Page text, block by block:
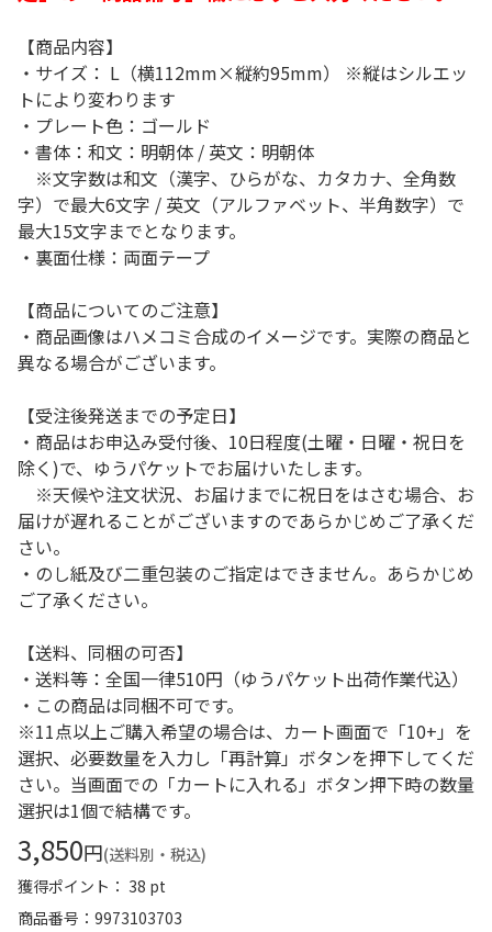
【商品内容】
・サイズ： L（横112mm×縦約95mm） ※縦はシルエッ
トにより変わります
・プレート色：ゴールド
・書体：和文：明朝体 / 英文：明朝体
※文字数は和文（漢字、ひらがな、カタカナ、全角数
字）で最大6文字 / 英文（アルファベット、半角数字）で
最大15文字までとなります。
・裏面仕様：両面テープ
【商品についてのご注意】
・商品画像はハメコミ合成のイメージです。実際の商品と
異なる場合がございます。
【受注後発送までの予定日】
・商品はお申込み受付後、10日程度(土曜・日曜・祝日を
除く)で、ゆうパケットでお届けいたします。
※天候や注文状況、お届けまでに祝日をはさむ場合、お
届けが遅れることがございますのであらかじめご了承くだ
さい。
・のし紙及び二重包装のご指定はできません。あらかじめ
ご了承ください。
【送料、同梱の可否】
・送料等：全国一律510円（ゆうパケット出荷作業代込）
・この商品は同梱不可です。
※11点以上ご購入希望の場合は、カート画面で「10+」を
選択、必要数量を入力し「再計算」ボタンを押下してくだ
さい。当画面での「カートに入れる」ボタン押下時の数量
選択は1個で結構です。
3,850円(送料別・税込)
獲得ポイント： 38 pt
商品番号
9973103703